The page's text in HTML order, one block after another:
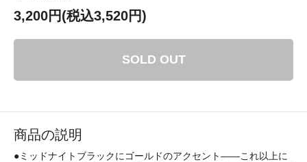
3,200円(税込3,520円)
SOLD OUT
商品の説明
●ミッドナイトブラックにゴールドのアクセント——これ以上に